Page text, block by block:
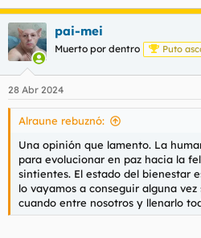
pai-mei
Muerto por dentro Puto
28 Abr 2024
Alraune rebuznó:
Una opinión que lamento. La
para evolucionar en paz hacia la
sintientes. El estado del bienestar
lo vayamos a conseguir alguna
cuando entre nosotros y llenarlo